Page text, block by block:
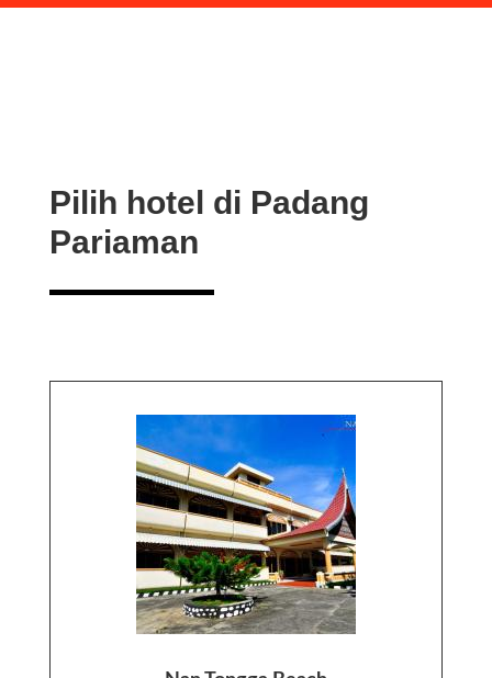
Pilih hotel di Padang
Pariaman